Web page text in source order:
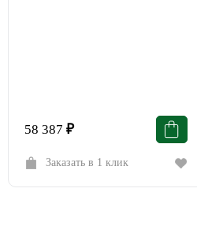
58 387 ₽
Заказать в 1 клик